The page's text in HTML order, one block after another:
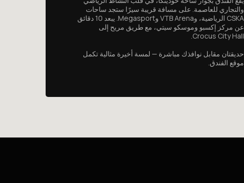
والتجاري للعاصمة. على مسافة قريبة سيرًا ستجد ساحات
CSKA الرياضية، وVTB Arena وMegasport. يبعد 10 دقائق
عن مركز إكسبو وموسكو سيتي، مع طريق مريح إلى
Crocus City Hall.
حديقتان مقابل نوافذك مباشرة — لمسة أخيرة مثالية تكمل
موقع الفندق.